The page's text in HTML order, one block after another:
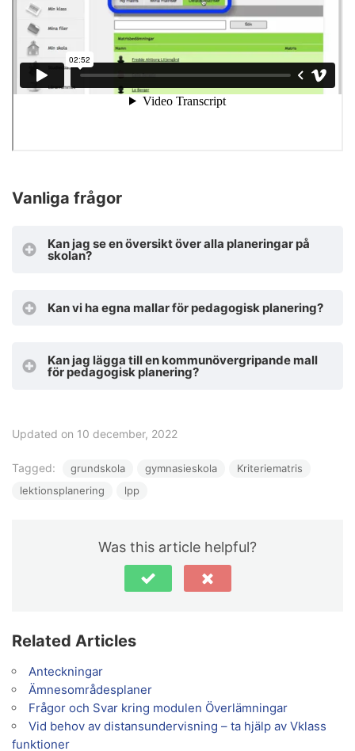
Vanliga frågor
Kan jag se en översikt över alla planeringar på
skolan?
Kan vi ha egna mallar för pedagogisk planering?
Kan jag lägga till en kommunövergripande mall
för pedagogisk planering?
Updated on 10 december, 2022
Tagged: grundskola gymnasieskola
Kriteriematris
lektionsplanering
lpp
Was this article helpful?
Related Articles
Anteckningar
Ämnesområdesplaner
Frågor och Svar kring modulen Överlämningar
Vid behov av distansundervisning – ta hjälp av Vklass
funktioner